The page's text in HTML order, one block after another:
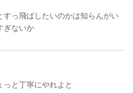
っ飛ばしたいのかは知らんがい
ぎないか
と丁寧にやれよと